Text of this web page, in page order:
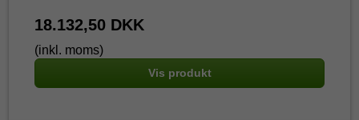
18.132,50 DKK
(inkl. moms)
Vis produkt